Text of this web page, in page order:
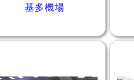
基多機場